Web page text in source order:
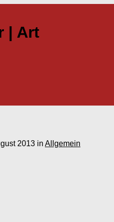
| Art
2013 in Allgemein